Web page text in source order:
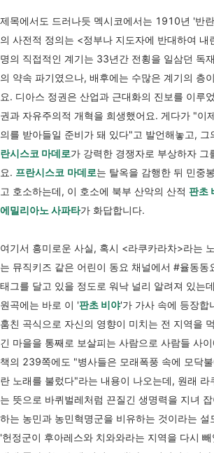
제목에서도 드러나듯 멕시코에서는 1910년 '반
의 사전적 정의는 <정부나 지도자에 반대하여 내
명의 직접적인 계기는 33년간 전횡을 일삼던 독
의 약속 파기였으나, 배후에는 수많은 계기의 층
요. 디아스 정권은 산업과 근대화의 진보를 이루
권과 자유주의적 개혁을 희생했어요. 게다가 "이
의를 받아들일 준비가 돼 있다"고 발언해놓고, 그
란시스코 마데로가 강력한 경쟁자로 부상하자 그
요. 프란시스코 마데로는 탈옥을 감행한 뒤 민중
고 호소하는데, 이 호소에 북부 산악의 산적 판초
에밀리아노 사파타가 화답합니다.
여기서 흥미로운 사실, 혹시 <라쿠카라차>라는
는 뮤직키즈 같은 어린이 동요 채널에서 #율동동
태그를 달고 있을 정도로 워낙 널리 알려져 있는
원곡에는 바로 이 '판초 비야'가 가사 속에 등장합
훔친 곡식으로 자신의 영향이 미치는 전 지역을
긴 마을을 통째로 보살피는 사람으로 사람들 사
책의 239쪽에도 "병사들은 모래폭풍 속에 모닥
란 노래를 불렀다"라는 내용이 나오는데, 원래 라
는 뜻으로 바퀴벌레처럼 끈질긴 생명력을 지녀
하는 농민과 농민혁명군을 비유하는 것이라는 설
'헌정군이 후아레스와 치와와라는 지역을 다시